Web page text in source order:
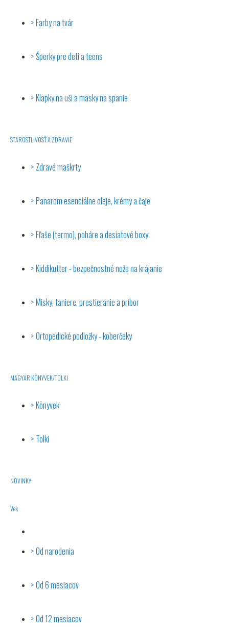
Farby na tvár
Šperky pre deti a teens
Klapky na uši a masky na spanie
STAROSTLIVOSŤ A ZDRAVIE
Zdravé maškrty
Panarom esenciálne oleje, krémy a čaje
Fľaše (termo), poháre a desiatové boxy
Kiddikutter - bezpečnostné nože na krájanie
Misky, taniere, prestieranie a príbor
Ortopedické podložky - koberčeky
MAGYAR KÖNYVEK/TOLKI
Könyvek
Tolki
NOVINKY
Vek
Od narodenia
Od 6 mesiacov
Od 12 mesiacov